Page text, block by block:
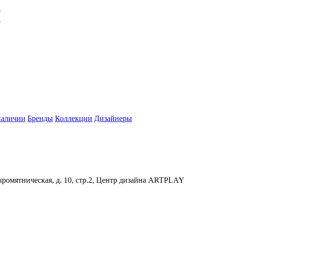
Бренды Коллекции Дизайнеры
д. 10, стр.2, Центр дизайна ARTPLAY